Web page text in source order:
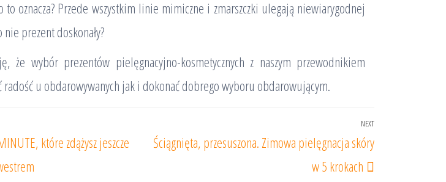
to oznacza? Przede wszystkim linie mimiczne i zmarszczki ulegają niewiarygodnej
prezent doskonały?
że wybór prezentów pielęgnacyjno-kosmetycznych z naszym przewodnikiem
radość u obdarowywanych jak i dokonać dobrego wyboru obdarowującym.
które zdążysz jeszcze
Next
NEXT
Ściągnięta, przesuszona. Zimowa pielęgnacja skóry
w 5 krokach